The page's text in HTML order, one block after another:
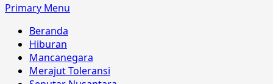
Primary Menu
Beranda
Hiburan
Mancanegara
Merajut Toleransi